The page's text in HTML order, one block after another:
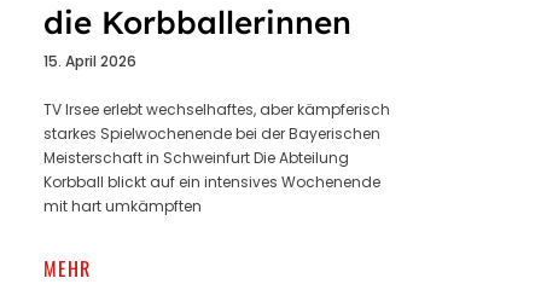
die Korbballerinnen
15. April 2026
TV Irsee erlebt wechselhaftes, aber kämpferisch
starkes Spielwochenende bei der Bayerischen
Meisterschaft in Schweinfurt Die Abteilung
Korbball blickt auf ein intensives Wochenende
mit hart umkämpften
MEHR